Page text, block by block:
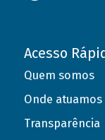
Acesso
Quem somos
Onde atuamos
Transparência